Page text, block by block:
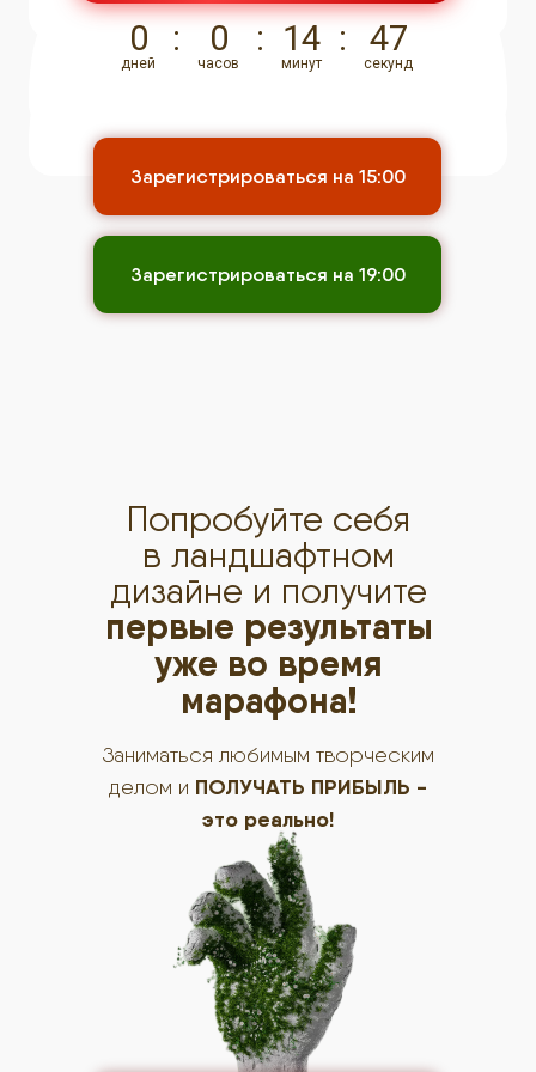
Ваш результат:
0
дней
: 0
часов
: 14
минут
: 47
секунд
Зарегистрироваться на 15:00
Зарегистрироваться на 19:00
Попробуйте себя
в ландшафтном
дизайне и получите
первые результаты
уже во время
марафона!
Заниматься любимым творческим
делом и ПОЛУЧАТЬ ПРИБЫЛЬ -
это реально!